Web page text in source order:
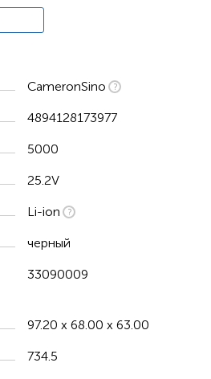
CameronSino
4894128173977
5000
25.2V
Li-ion
черный
33090009
97.20 x 68.00 x 63.00
734.5